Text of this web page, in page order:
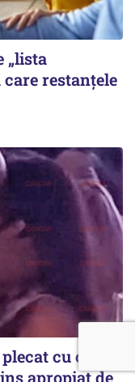
„lista
restanțele
cu o
apropiat de